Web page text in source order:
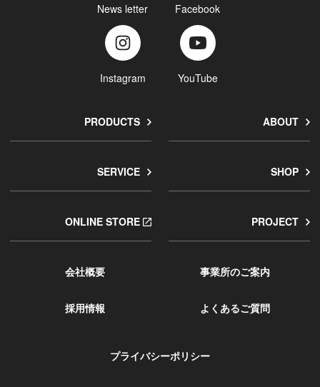
News letter Facebook
Instagram YouTube
PRODUCTS ABOUT
SERVICE SHOP
ONLINE STORE PROJECT
会社概要 事業所のご案内
採用情報 よくあるご質問
プライバシーポリシー